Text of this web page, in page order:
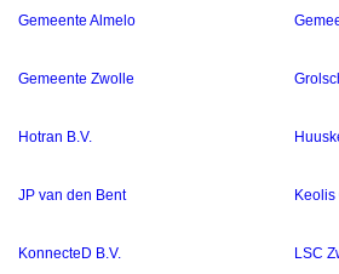
Gemeente Almelo
Gemeente Zwolle
Hotran B.V.
JP van den Bent Keolis
KonnecteD B.V. LSC